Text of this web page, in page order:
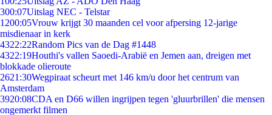
300:07Uitslag NEC - Telstar
1200:05Vrouw krijgt 30 maanden cel voor afpersing 12-jarige
misdienaar in kerk
4322:22Random Pics van de Dag #1448
4322:19Houthi's vallen Saoedi-Arabië en Jemen aan, dreigen met
blokkade olieroute
2621:30Wegpiraat scheurt met 146 km/u door het centrum van
Amsterdam
3920:08CDA en D66 willen ingrijpen tegen 'gluurbrillen' die mensen
ongemerkt filmen